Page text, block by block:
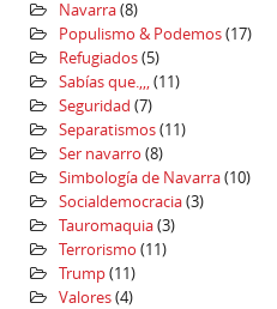
Navarra(8)
Populismo & Podemos(17)
Refugiados(5)
Sabías que.,,,(11)
Seguridad (7)
Separatismos(11)
Ser navarro (8)
Simbología de Navarra(10)
Socialdemocracia(3)
Tauromaquia(3)
Terrorismo (11)
Trump(11)
Valores(4)